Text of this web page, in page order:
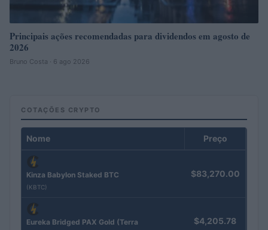
Principais ações recomendadas para dividendos em agosto de
2026
Bruno Costa · 6 ago 2026
COTAÇÕES CRYPTO
Nome Preço
Kinza Babylon Staked BTC
(KBTC)
$83,270.00
Eureka Bridged PAX Gold (Terra $4,205.78